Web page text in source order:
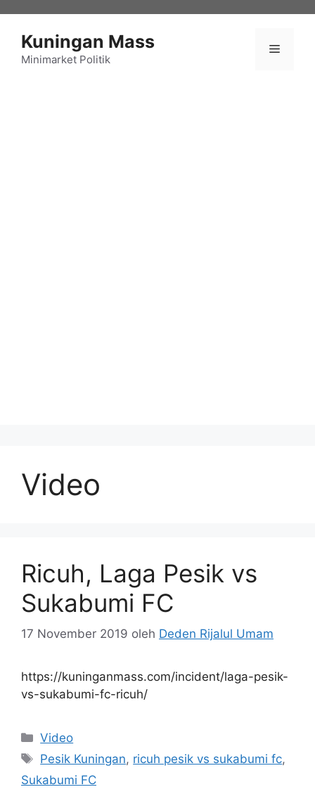
Kuningan Mass
Minimarket Politik
Menu
Video
Ricuh, Laga Pesik vs
Sukabumi FC
17 November 2019 oleh Deden Rijalul Umam
https://kuninganmass.com/incident/laga-pesik-
vs-sukabumi-fc-ricuh/
Kategori
Video
Tag
Pesik Kuningan, ricuh pesik vs sukabumi fc,
Sukabumi FC